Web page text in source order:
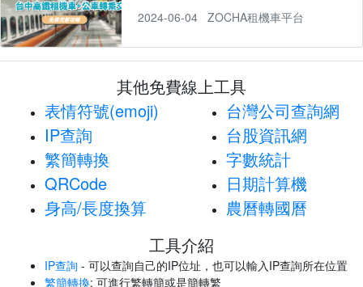
2024-06-04
ZOCHA租機車平台
其他免費線上工具
表情符號(emoji)
IP查詢
繁簡轉換
QRCode
身高/長度換算
台灣公司查詢網
台股資訊網
字數統計
日期計算機
農曆轉國曆
工具介紹
IP查詢 - 可以查詢自己的IP位址，也可以輸入IP查詢所在位置
繁簡轉換: 可進行繁轉簡或是簡轉繁